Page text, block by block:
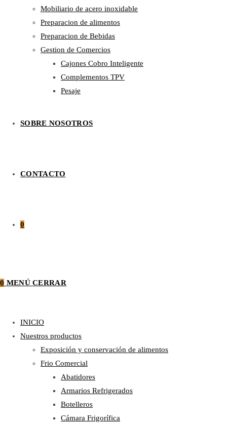
Mobiliario de acero inoxidable
Preparacion de alimentos
Preparacion de Bebidas
Gestion de Comercios
Cajones Cobro Inteligente
Complementos TPV
Pesaje
SOBRE NOSOTROS
CONTACTO
0
0 MENÚ CERRAR
INICIO
Nuestros productos
Exposición y conservación de alimentos
Frio Comercial
Abatidores
Armarios Refrigerados
Botelleros
Cámara Frigorífica